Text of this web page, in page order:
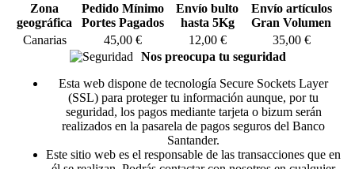
Zona
geográfica
Pedido Mínimo
Portes Pagados
Envío bulto
hasta 5Kg
Envío artículos
Gran Volumen
Canarias
45,00 € 12,00 €
35,00 €
Nos preocupa tu seguridad
Esta web dispone de tecnología Secure Sockets Layer
(SSL) para proteger tu información aunque, por tu
seguridad, los pagos mediante tarjeta o bizum serán
realizados en la pasarela de pagos seguros del Banco
Santander.
Este sitio web es el responsable de las transacciones que en